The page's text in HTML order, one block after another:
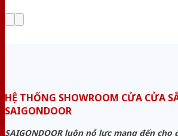
HỆ THỐNG SHOWROOM CỬA CỬA
SAIGONDOOR
SAIGONDOOR luôn nỗ lực mang đến cho